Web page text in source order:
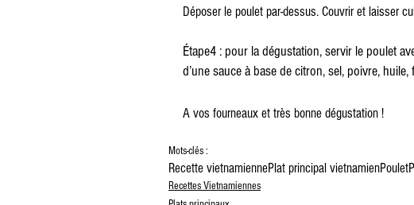
Déposer le poulet par-dessus. Couvrir et laisser
Étape4 : pour la dégustation, servir le poulet
d’une sauce à base de citron, sel, poivre,
A vos fourneaux et très bonne dégustation !
Mots-clés :
Recette vietnamiennePlat principal vietnamienPoulet
Recettes Vietnamiennes